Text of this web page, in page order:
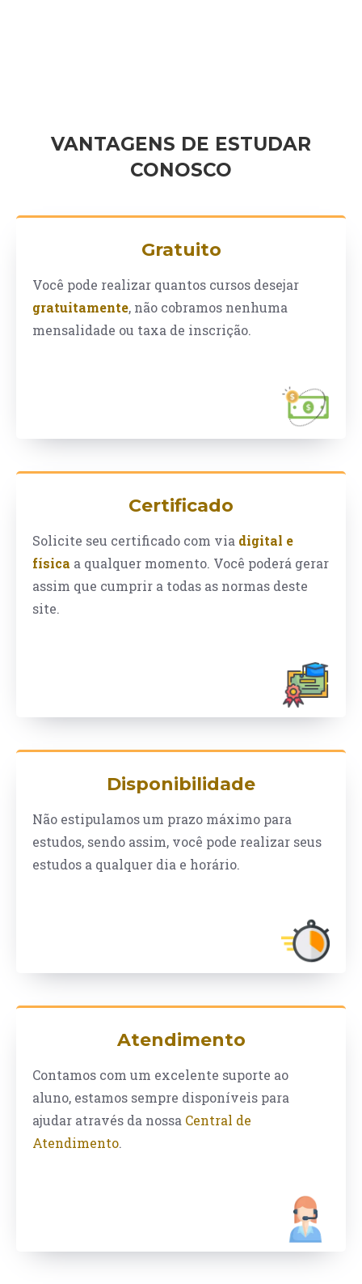
VANTAGENS DE ESTUDAR
CONOSCO
Gratuito
Você pode realizar quantos cursos desejar
gratuitamente, não cobramos nenhuma
mensalidade ou taxa de inscrição.
Certificado
Solicite seu certificado com via digital e
física a qualquer momento. Você poderá gerar
assim que cumprir a todas as normas deste
site.
Disponibilidade
Não estipulamos um prazo máximo para
estudos, sendo assim, você pode realizar seus
estudos a qualquer dia e horário.
Atendimento
Contamos com um excelente suporte ao
aluno, estamos sempre disponíveis para
ajudar através da nossa Central de
Atendimento.